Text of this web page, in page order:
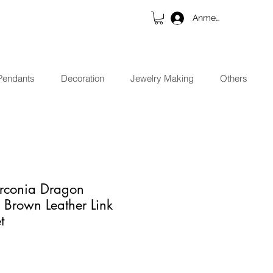
Anmelden
Decoration Jewelry Making Others
Dragon
Leather Link